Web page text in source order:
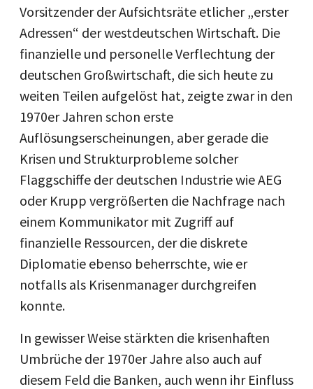
Vorsitzender der Aufsichtsräte etlicher „erster
Adressen“ der westdeutschen Wirtschaft. Die
finanzielle und personelle Verflechtung der
deutschen Großwirtschaft, die sich heute zu
weiten Teilen aufgelöst hat, zeigte zwar in den
1970er Jahren schon erste
Auflösungserscheinungen, aber gerade die
Krisen und Strukturprobleme solcher
Flaggschiffe der deutschen Industrie wie AEG
oder Krupp vergrößerten die Nachfrage nach
einem Kommunikator mit Zugriff auf
finanzielle Ressourcen, der die diskrete
Diplomatie ebenso beherrschte, wie er
notfalls als Krisenmanager durchgreifen
konnte.
In gewisser Weise stärkten die krisenhaften
Umbrüche der 1970er Jahre also auch auf
diesem Feld die Banken, auch wenn ihr Einfluss